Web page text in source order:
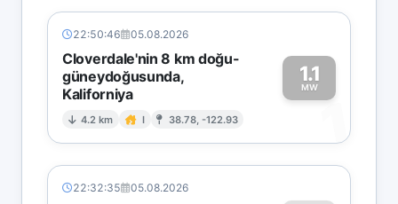
22:50:46 05.08.2026
Cloverdale'nin 8 km doğu-
güneydoğusunda,
Kaliforniya
4.2 km I 38.78, -122.93
1.1
MW
1
22:32:35 05.08.2026